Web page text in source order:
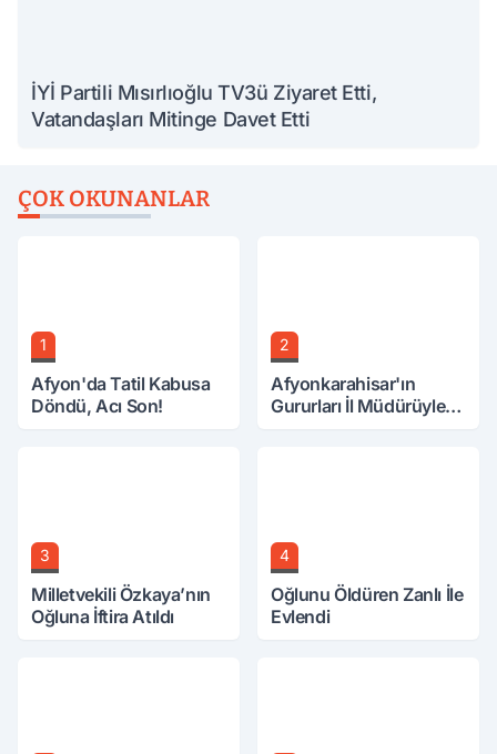
İYİ Partili Mısırlıoğlu TV3ü Ziyaret Etti,
Vatandaşları Mitinge Davet Etti
ÇOK OKUNANLAR
1
Afyon'da Tatil Kabusa
Döndü, Acı Son!
2
Afyonkarahisar'ın
Gururları İl Müdürüyle
3
Milletvekili Özkaya’nın
Oğluna İftira Atıldı
4
Oğlunu Öldüren Zanlı İle
Evlendi